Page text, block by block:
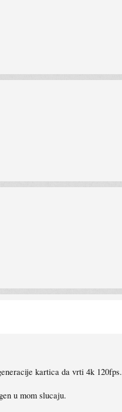
kartica da vrti 4k 120fps.
u mom slucaju.